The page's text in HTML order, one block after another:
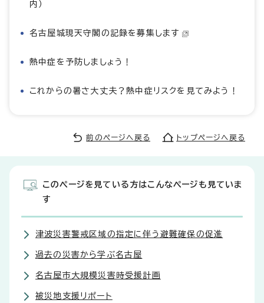
内）
名古屋城現天守閣の記録を募集します
熱中症を予防しましょう！
これからの暑さ大丈夫？熱中症リスクを見てみよう！
前のページへ戻る トップページへ戻る
このページを見ている方はこんなページも見ていま
す
津波災害警戒区域の指定に伴う避難確保の促進
過去の災害から学ぶ名古屋
名古屋市大規模災害時受援計画
被災地支援リポート